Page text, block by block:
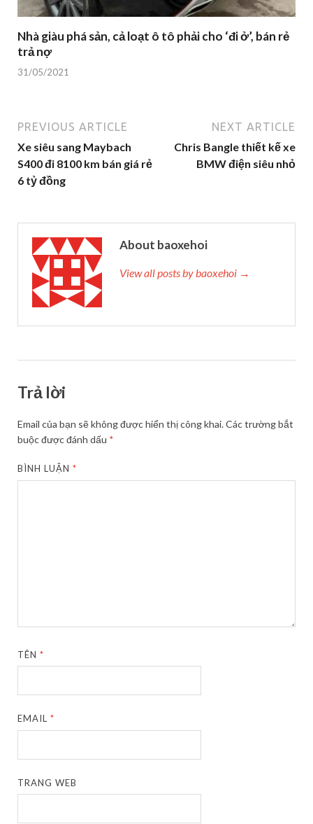
Nhà giàu phá sản, cả loạt ô tô phải cho ‘đi ở’, bán rẻ
trả nợ
31/05/2021
PREVIOUS ARTICLE
Xe siêu sang Maybach
S400 đi 8100 km bán giá rẻ
6 tỷ đồng
NEXT ARTICLE
Chris Bangle thiết kế xe
BMW điện siêu nhỏ
About baoxehoi
View all posts by baoxehoi →
Trả lời
Email của bạn sẽ không được hiển thị công khai.Các trường bắt
buộc được đánh dấu *
BÌNH LUẬN*
TÊN*
EMAIL*
TRANG WEB